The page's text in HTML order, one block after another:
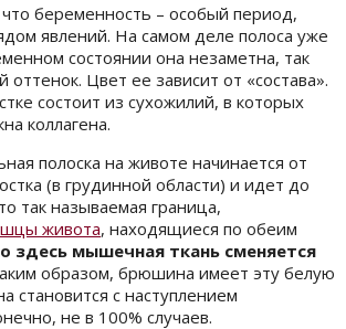
беременность – особый период,
явлений. На самом деле полоса уже
состоянии она незаметна, так
оттенок. Цвет ее зависит от «состава».
состоит из сухожилий, в которых
коллагена.
полоска на животе начинается от
(в грудинной области) и идет до
так называемая граница,
живота, находящиеся по обеим
здесь мышечная ткань сменяется
образом, брюшина имеет эту белую
становится с наступлением
не в 100% случаев.